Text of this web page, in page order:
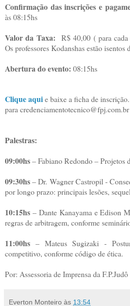
Confirmação das inscrições e
às 08:15hs
Valor da Taxa:
R$ 40,00 ( para
Os professores Kodanshas estão isentos
Abertura do evento: 08:15hs
Clique aquie baixe a ficha de
para
Palestras:
09:00hs– Fabiano Redondo – Projetos
09:30hs– Dr. Wagner Castropil -
por longo prazo: principais lesões,
10:15hs – Dante Kanayama e Edison
regras de arbitragem, conforme
11:00hs – Mateus Sugizaki -
competitivo, conforme código de ética.
Por: Assessoria de Imprensa da F.P.Judô
Everton Monteiro às 13:54